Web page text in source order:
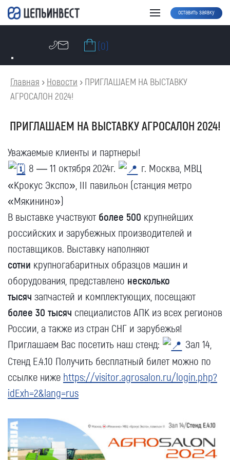
оставить заявку
(0)
Главная › Новости › ПРИГЛАШАЕМ НА ВЫСТАВКУ
АГРОСАЛОН 2024!
ПРИГЛАШАЕМ НА ВЫСТАВКУ АГРОСАЛОН 2024!
Уважаемые клиенты и партнеры!
8 — 11 октября 2024г.
г. Москва, МВЦ
«Крокус Экспо», III павильон (станция метро
«Мякинино»)
В выставке участвуют более 500 крупнейших
российских и зарубежных производителей и
поставщиков. Выставку наполняют
сотни крупногабаритных образцов машин и
оборудования, представлено несколько
тысяч запчастей и комплектующих, посещают
более 30 тысяч специалистов АПК из всех регионов
России, а также из стран СНГ и зарубежья!
Приглашаем Вас посетить наш стенд:
Зал 14,
Стенд Е.4.10 Получить бесплатный билет можно по
ссылке ниже https://visitor.agrosalon.ru/login.php?
idExh=2&lang=rus